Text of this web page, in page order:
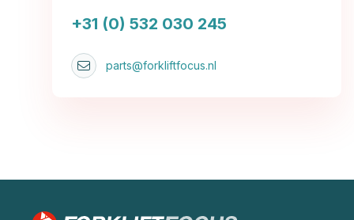
+31 (0) 532 030 245
parts@forkliftfocus.nl